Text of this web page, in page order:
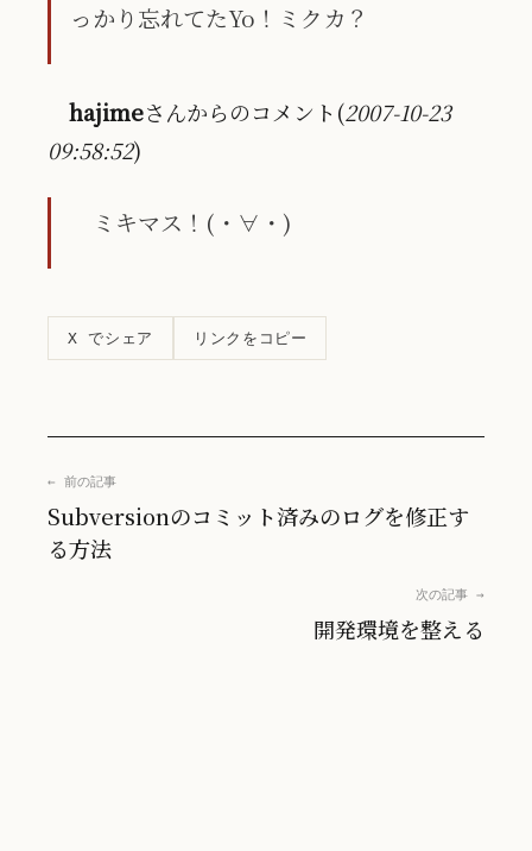
っかり忘れてたYo！ミクカ？
hajimeさんからのコメント(2007-10-23
09:58:52)
ミキマス！(・∀・)
X でシェア リンクをコピー
← 前の記事
Subversionのコミット済みのログを修正す
る方法
次の記事 →
開発環境を整える